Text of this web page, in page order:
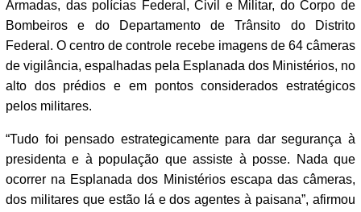
Armadas, das polícias Federal, Civil e Militar, do Corpo de
Bombeiros e do Departamento de Trânsito do Distrito
Federal. O centro de controle recebe imagens de 64 câmeras
de vigilância, espalhadas pela Esplanada dos Ministérios, no
alto dos prédios e em pontos considerados estratégicos
pelos militares.
“Tudo foi pensado estrategicamente para dar segurança à
presidenta e à população que assiste à posse. Nada que
ocorrer na Esplanada dos Ministérios escapa das câmeras,
dos militares que estão lá e dos agentes à paisana”, afirmou